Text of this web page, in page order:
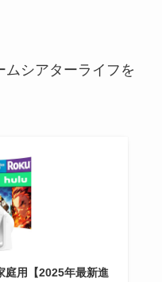
シアターライフを
庭用【2025年最新進